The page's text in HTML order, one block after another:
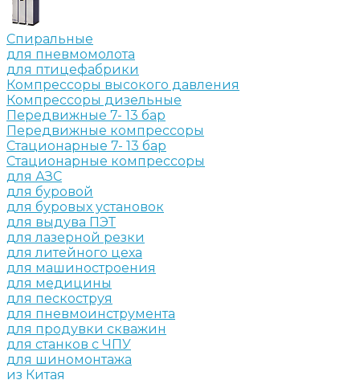
Спиральные
для пневмомолота
для птицефабрики
Компрессоры высокого давления
Компрессоры дизельные
Передвижные 7- 13 бар
Передвижные компрессоры
Стационарные 7- 13 бар
Стационарные компрессоры
для АЗС
для буровой
для буровых установок
для выдува ПЭТ
для лазерной резки
для литейного цеха
для машиностроения
для медицины
для пескоструя
для пневмоинструмента
для продувки скважин
для станков с ЧПУ
для шиномонтажа
из Китая